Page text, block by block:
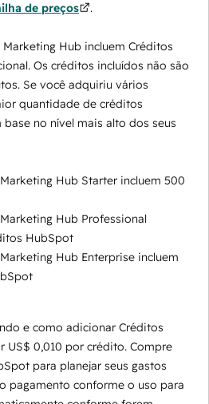
de preços .
Hub incluem Créditos
Os créditos incluídos não são
Se você adquiriu vários
quantidade de créditos
no nível mais alto dos seus
Hub Starter incluem 500
Hub Professional
HubSpot
Hub Enterprise incluem
e como adicionar Créditos
US$ 0,010 por crédito. Compre
para planejar seus gastos
pagamento conforme o uso para